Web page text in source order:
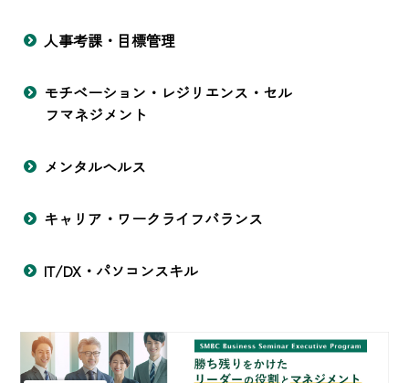
人事考課・目標管理
モチベーション・レジリエンス・セル
フマネジメント
メンタルヘルス
キャリア・ワークライフバランス
IT/DX・パソコンスキル